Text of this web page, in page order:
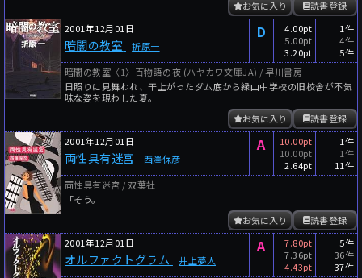
読書登録
お気に入り
2001年12月01日
暗闇の教室 折原一
D
4.00pt
5.00pt
3.20pt
1件
4件
5件
暗闇の教室〈1〉百物語の夜 (ハヤカワ文庫JA) / 早川書房
日照りに見舞われ、干上がったダム底から緑山中学校の旧校舎が不気
味な姿を現わした夏。
読書登録
お気に入り
2001年12月01日
両性具有迷宮 西澤保彦
A
10.00pt
10.00pt
2.64pt
1件
1件
11件
両性具有迷宮 / 双葉社
「そう。
読書登録
お気に入り
2001年12月01日
オルファクトグラム 井上夢人
A
7.80pt
7.36pt
4.43pt
5件
36件
37件